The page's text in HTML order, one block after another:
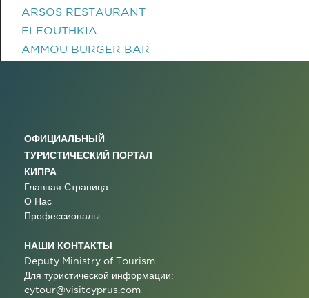
ARSOS RESTAURANT
ELEOUTHKIA
AMMOU BURGER BAR
ОФИЦИАЛЬНЫЙ
ТУРИСТИЧЕСКИЙ ПОРТАЛ
КИПРА
Главная Страница
О Нас
Профессионалы
НАШИ КОНТАКТЫ
Deputy Ministry of Tourism
Для туристической информации:
cytour@visitcyprus.com